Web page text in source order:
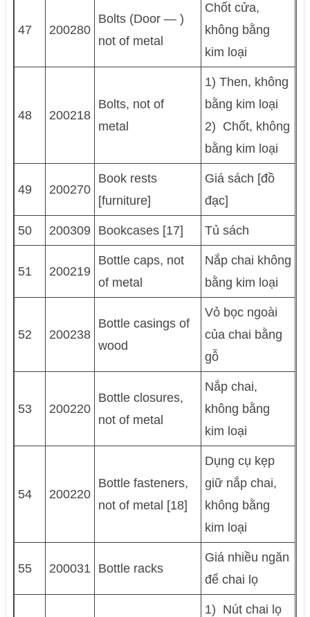
47 200280
Bolts (Door — )
not of metal
Chốt cửa,
không bằng
kim loại
48 200218
Bolts, not of
metal
1) Then, không
bằng kim loại
2) Chốt, không
bằng kim loại
49 200270
Book rests
[furniture]
Giá sách [đồ
đạc]
50 200309 Bookcases [17] Tủ sách
51 200219
Bottle caps, not
of metal
Nắp chai không
bằng kim loại
52 200238
Bottle casings of
wood
Vỏ bọc ngoài
của chai bằng
gỗ
53 200220
Bottle closures,
not of metal
Nắp chai,
không bằng
kim loại
54 200220
Bottle fasteners,
not of metal [18]
Dụng cụ kẹp
giữ nắp chai,
không bằng
kim loại
55 200031 Bottle racks
Giá nhiều ngăn
để chai lọ
1) Nút chai lọ